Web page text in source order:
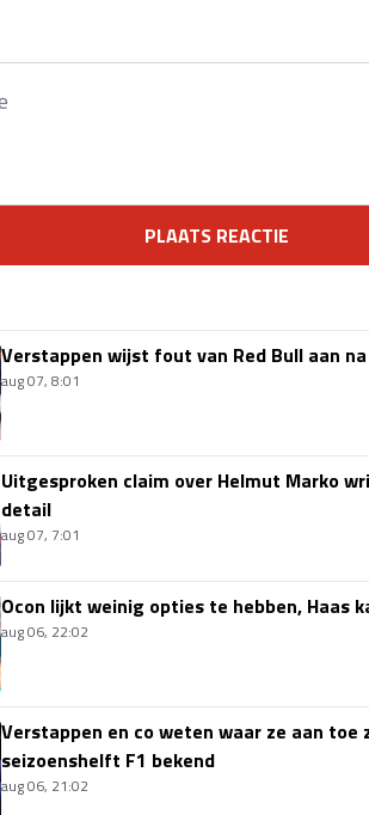
PLAATS REACTIE
Verstappen wijst fout van Red Bull aan
aug 07, 8:01
Uitgesproken claim over Helmut Marko
detail
aug 07, 7:01
Ocon lijkt weinig opties te hebben, Haas
aug 06, 22:02
Verstappen en co weten waar ze aan
seizoenshelft F1 bekend
aug 06, 21:02